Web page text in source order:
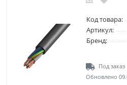
Код товара:
Артикул:
Бренд:
Под заказ
Обновлено